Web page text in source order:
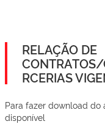
RELAÇÃO DE
RCERIAS
Para fazer download
disponível